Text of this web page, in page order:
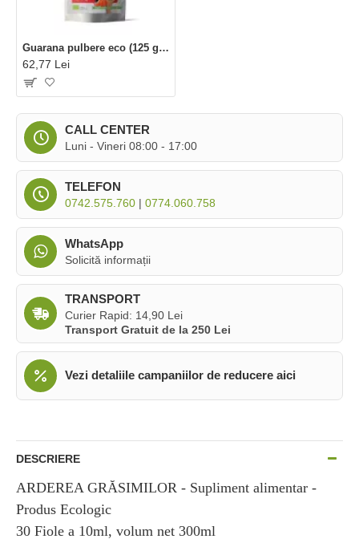
CALL CENTER
Luni - Vineri 08:00 - 17:00
TELEFON
0742.575.760 | 0774.060.758
WhatsApp
Solicită informații
TRANSPORT
Curier Rapid: 14,90 Lei
Transport Gratuit de la 250 Lei
Vezi detaliile campaniilor de reducere aici
Guarana pulbere eco (125 grame), Obio
62,77 Lei
DESCRIERE
ARDEREA GRĂSIMILOR - Supliment alimentar -
Produs Ecologic
30 Fiole a 10ml, volum net 300ml